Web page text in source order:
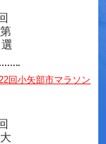
回小矢部市マラソン